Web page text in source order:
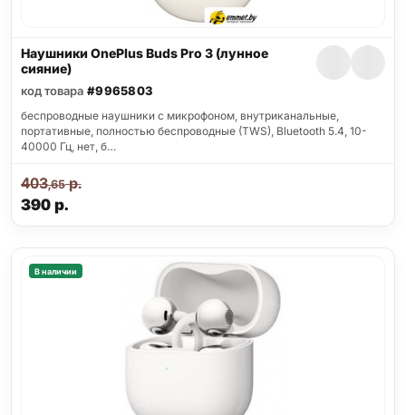
Наушники OnePlus Buds Pro 3 (лунное
сияние)
код товара #9965803
беспроводные наушники с микрофоном, внутриканальные,
портативные, полностью беспроводные (TWS), Bluetooth 5.4, 10-
40000 Гц, нет, б…
390р.
403,65р.
В наличии